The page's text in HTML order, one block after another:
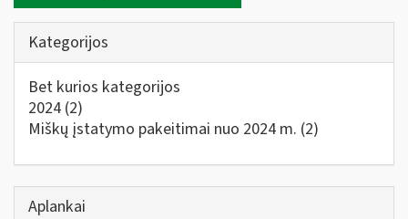
Kategorijos
Bet kurios kategorijos
2024 (2)
Miškų įstatymo pakeitimai nuo 2024 m. (2)
Aplankai